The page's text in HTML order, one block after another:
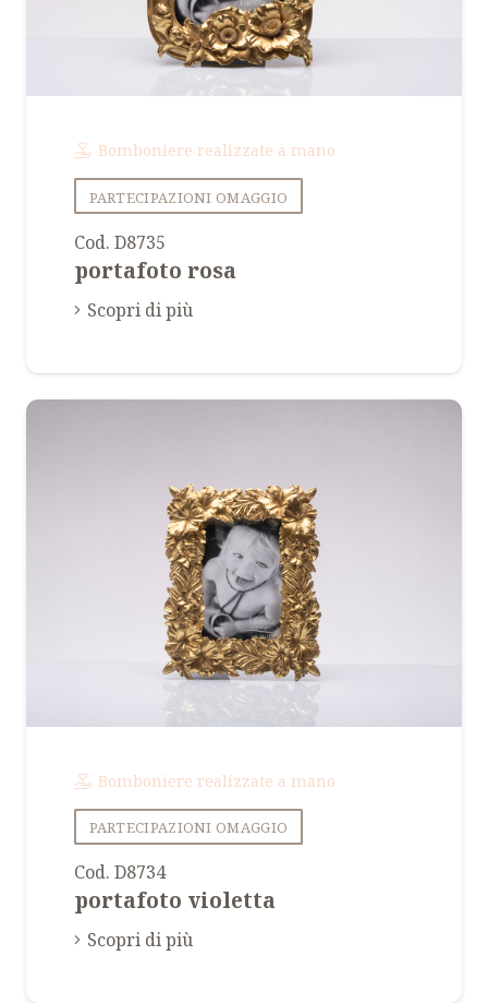
Bomboniere realizzate a mano
PARTECIPAZIONI OMAGGIO
Cod. D8735
portafoto rosa
Scopri di più
Bomboniere realizzate a mano
PARTECIPAZIONI OMAGGIO
Cod. D8734
portafoto violetta
Scopri di più